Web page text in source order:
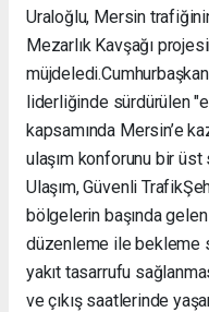
Uraloğlu, Mersin
Mezarlık Kavşağı
müjdeledi.
liderliğinde sürdürülen
kapsamında Mersin’e
ulaşım konforunu bir
Ulaşım, Güvenli Trafik
bölgelerin başında gelen
düzenleme ile bekleme
yakıt tasarrufu
ve çıkış saatlerinde